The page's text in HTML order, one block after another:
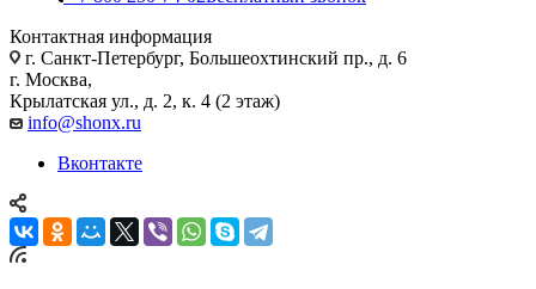
Контактная информация
г. Санкт-Петербург, Большеохтинский пр., д. 6
г. Москва,
Крылатская ул., д. 2, к. 4 (2 этаж)
info@shonx.ru
Вконтакте